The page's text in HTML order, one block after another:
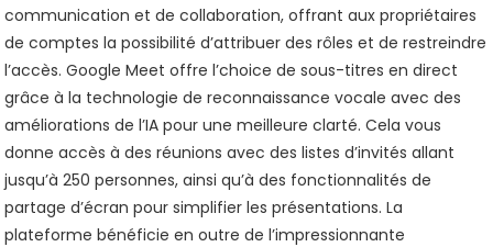
communication et de collaboration, offrant aux propriétaires
de comptes la possibilité d’attribuer des rôles et de restreindre
l’accès. Google Meet offre l’choice de sous-titres en direct
grâce à la technologie de reconnaissance vocale avec des
améliorations de l’IA pour une meilleure clarté. Cela vous
donne accès à des réunions avec des listes d’invités allant
jusqu’à 250 personnes, ainsi qu’à des fonctionnalités de
partage d’écran pour simplifier les présentations. La
plateforme bénéficie en outre de l’impressionnante